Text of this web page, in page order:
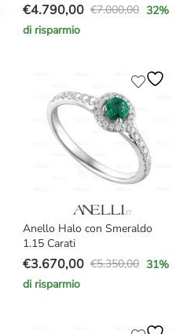
€7.000,00
Il
prezzo
€7.000,00.
€4.790,00
Il
prezzo
€4.790,00.
32%
di risparmio
Anello Halo con Smeraldo
1.15 Carati
€5.350,00
Il
prezzo
€3.670,00
Il
prezzo
31%
di risparmio